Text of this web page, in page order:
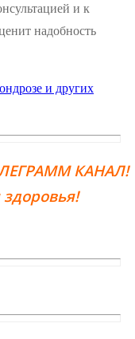
и к
надобность
и других
КАНАЛ!